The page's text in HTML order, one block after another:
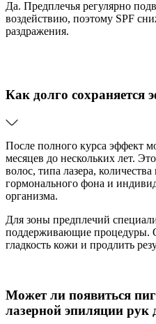
Да. Предплечья регулярно
воздействию, поэтому SPF
раздражения.
Как долго сохраняется
После полного курса эффект
месяцев до нескольких лет.
волос, типа лазера,
гормонального фона и
организма.
Для зоны предплечий
поддерживающие процедуры.
гладкость кожи и продлить
Может ли появиться
лазерной эпиляции рук